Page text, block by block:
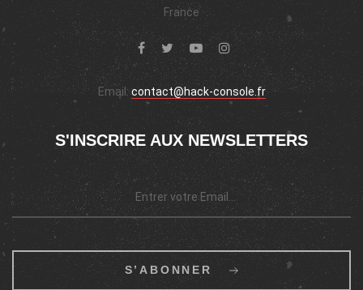
France
Email:contact@hack-console.fr
S'INSCRIRE AUX NEWSLETTERS
S’ABONNER